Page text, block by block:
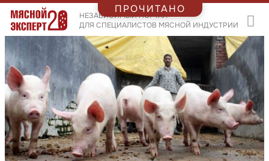
НЕЗАВИСИМЫЙ ПОРТАЛ
ДЛЯ СПЕЦИАЛИСТОВ МЯСНОЙ ИНДУСТРИИ
ПРОЧИТАНО